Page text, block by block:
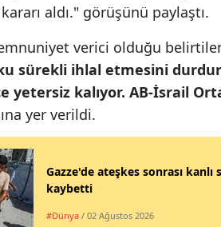
aldı." görüşünü paylaştı.
verici olduğu
sürekli ihlal etmesini
yetersiz kalıyor. AB-İsrail
yer verildi.
Gazze'de ateşkes sonrası kanlı
kaybetti
#Dünya / 02 Ağustos 2026